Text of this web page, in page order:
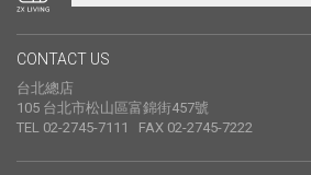
CONTACT US
台北總店
105 台北市松山區富錦街457號
TEL 02-2745-7111 FAX 02-2745-7222